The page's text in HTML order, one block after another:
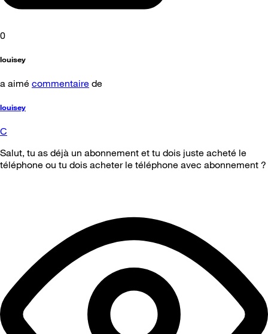
0
louisey
a aimé commentaire de
louisey
C
Salut, tu as déjà un abonnement et tu dois juste acheté le
téléphone ou tu dois acheter le téléphone avec abonnement ?